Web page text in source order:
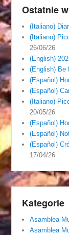
Ostatnie
(Italiano)
(Italiano)
26/06/26
(English)
(English) Be
(Español)
(Español)
(Italiano)
20/05/26
(Español)
(Español)
(Español)
17/04/26
Kategorie
Asamblea
Asamblea